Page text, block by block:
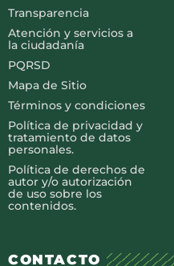
Transparencia
Atención y servicios a
la ciudadanía
PQRSD
Mapa de Sitio
Términos y condiciones
Política de privacidad y
tratamiento de datos
personales.
Política de derechos de
autor y/o autorización
de uso sobre los
contenidos.
CONTACTO